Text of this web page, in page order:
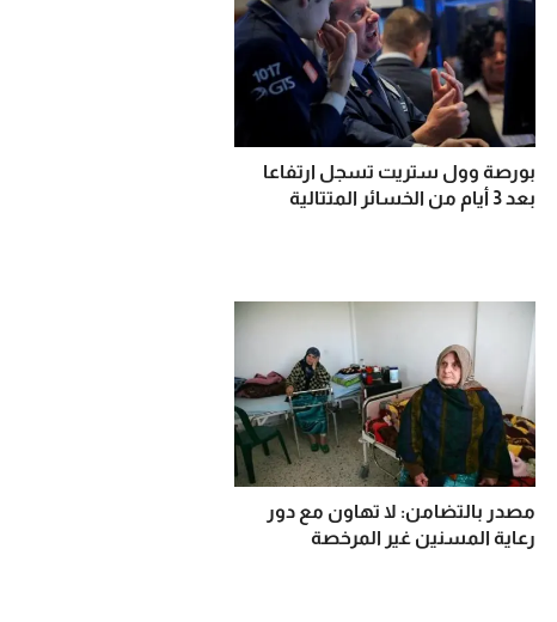
بورصة وول ستريت تسجل ارتفاعا
بعد 3 أيام من الخسائر المتتالية
مصدر بالتضامن: لا تهاون مع دور
رعاية المسنين غير المرخصة